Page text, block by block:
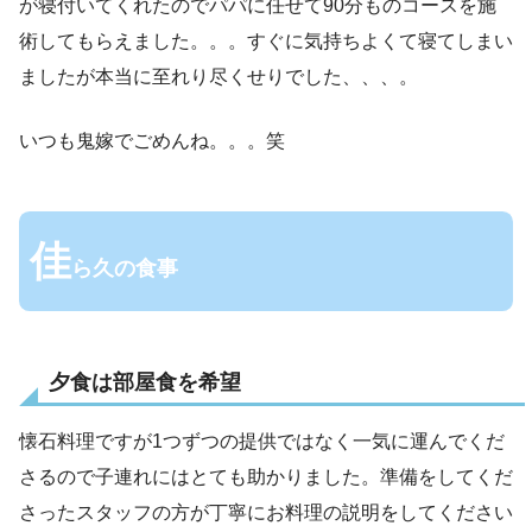
が寝付いてくれたのでパパに任せて90分ものコースを施
術してもらえました。。。すぐに気持ちよくて寝てしまい
ましたが本当に至れり尽くせりでした、、、。
いつも鬼嫁でごめんね。。。笑
佳ら久の食事
夕食は部屋食を希望
懐石料理ですが1つずつの提供ではなく一気に運んでくだ
さるので子連れにはとても助かりました。準備をしてくだ
さったスタッフの方が丁寧にお料理の説明をしてください